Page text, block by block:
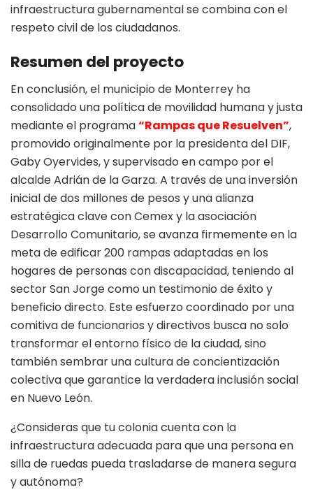
infraestructura gubernamental se combina con el
respeto civil de los ciudadanos.
Resumen del proyecto
En conclusión, el municipio de Monterrey ha
consolidado una política de movilidad humana y justa
mediante el programa“Rampas que Resuelven”,
promovido originalmente por la presidenta del DIF,
Gaby Oyervides, y supervisado en campo por el
alcalde Adrián de la Garza. A través de una inversión
inicial de dos millones de pesos y una alianza
estratégica clave con Cemex y la asociación
Desarrollo Comunitario, se avanza firmemente en la
meta de edificar 200 rampas adaptadas en los
hogares de personas con discapacidad, teniendo al
sector San Jorge como un testimonio de éxito y
beneficio directo. Este esfuerzo coordinado por una
comitiva de funcionarios y directivos busca no solo
transformar el entorno físico de la ciudad, sino
también sembrar una cultura de concientización
colectiva que garantice la verdadera inclusión social
en Nuevo León.
¿Consideras que tu colonia cuenta con la
infraestructura adecuada para que una persona en
silla de ruedas pueda trasladarse de manera segura
y autónoma?